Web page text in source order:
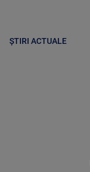
ȘTIRI ACTUALE